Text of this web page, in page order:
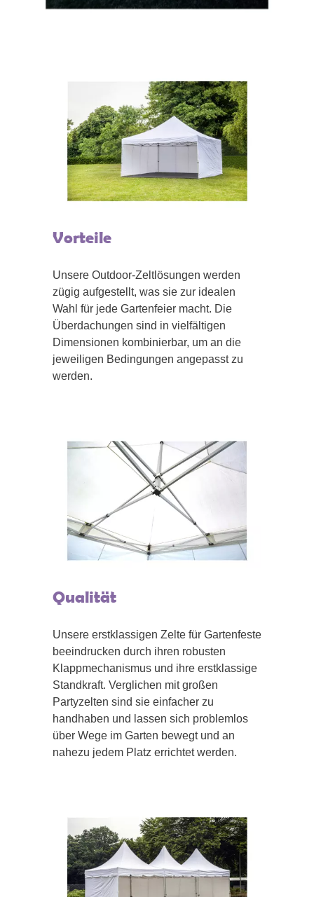
Vorteile
Unsere Outdoor-Zeltlösungen werden
zügig aufgestellt, was sie zur idealen
Wahl für jede Gartenfeier macht. Die
Überdachungen sind in vielfältigen
Dimensionen kombinierbar, um an die
jeweiligen Bedingungen angepasst zu
werden.
Qualität
Unsere erstklassigen Zelte für Gartenfeste
beeindrucken durch ihren robusten
Klappmechanismus und ihre erstklassige
Standkraft. Verglichen mit großen
Partyzelten sind sie einfacher zu
handhaben und lassen sich problemlos
über Wege im Garten bewegt und an
nahezu jedem Platz errichtet werden.